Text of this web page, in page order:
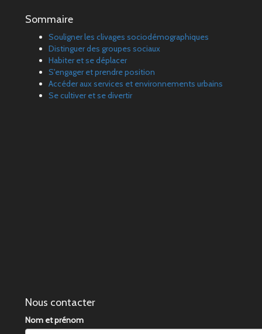
Sommaire
Souligner les clivages sociodémographiques
Distinguer des groupes sociaux
Habiter et se déplacer
S'engager et prendre position
Accéder aux services et environnements urbains
Se cultiver et se divertir
Nous contacter
Nom et prénom